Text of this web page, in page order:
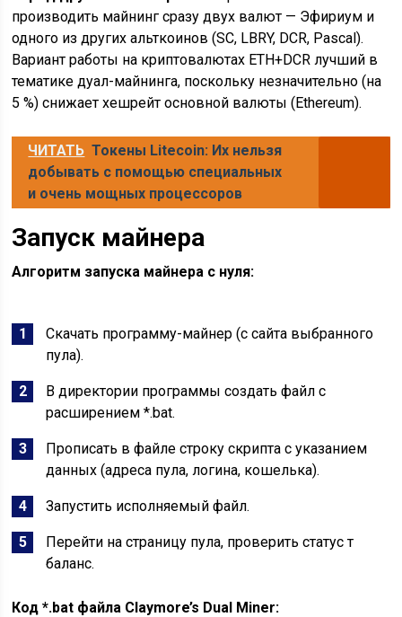
производить майнинг сразу двух валют — Эфириум и
одного из других альткоинов (SC, LBRY, DCR, Pascal).
Вариант работы на криптовалютах ETH+DCR лучший в
тематике дуал-майнинга, поскольку незначительно (на
5 %) снижает хешрейт основной валюты (Ethereum).
ЧИТАТЬ Токены Litecoin: Их нельзя
добывать с помощью специальных
и очень мощных процессоров
Запуск майнера
Алгоритм запуска майнера с нуля:
Скачать программу-майнер (с сайта выбранного
пула).
В директории программы создать файл с
расширением *.bat.
Прописать в файле строку скрипта с указанием
данных (адреса пула, логина, кошелька).
Запустить исполняемый файл.
Перейти на страницу пула, проверить статус т
баланс.
Код *.bat файла Claymore’s Dual Miner: